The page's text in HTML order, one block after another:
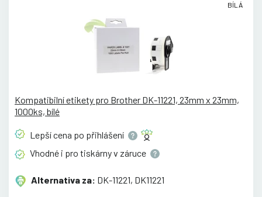
BÍLÁ
Kompatibilní etikety pro Brother DK-11221, 23mm x 23mm,
1000ks, bílé
Lepší cena po přihlášení
Vhodné i pro tiskárny v záruce
Alternativa za: DK-11221, DK11221